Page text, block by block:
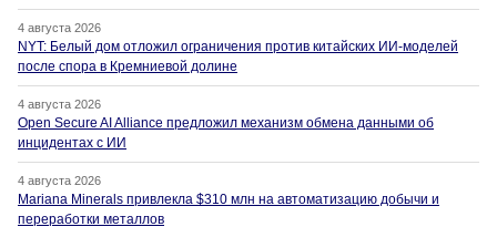
4 августа 2026
NYT: Белый дом отложил ограничения против китайских ИИ-моделей
после спора в Кремниевой долине
4 августа 2026
Open Secure AI Alliance предложил механизм обмена данными об
инцидентах с ИИ
4 августа 2026
Mariana Minerals привлекла $310 млн на автоматизацию добычи и
переработки металлов